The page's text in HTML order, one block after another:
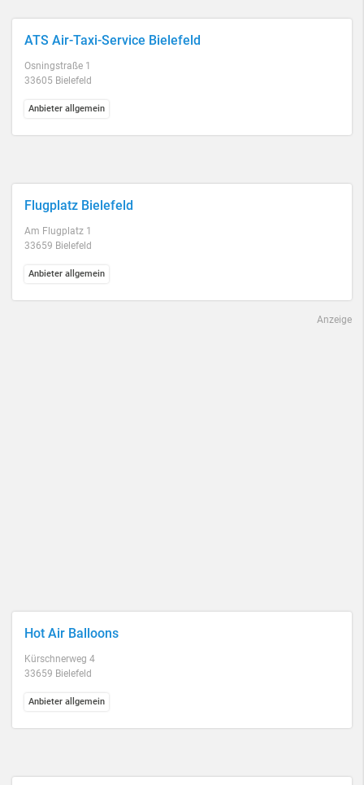
ATS Air-Taxi-Service Bielefeld
Osningstraße 1
33605 Bielefeld
Anbieter allgemein
Flugplatz Bielefeld
Am Flugplatz 1
33659 Bielefeld
Anbieter allgemein
Anzeige
Hot Air Balloons
Kürschnerweg 4
33659 Bielefeld
Anbieter allgemein